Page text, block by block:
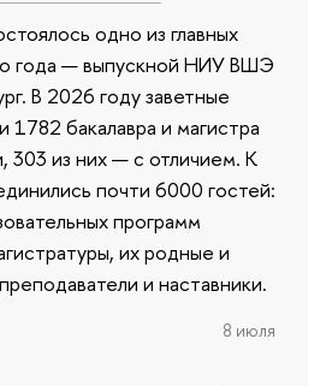
одно из главных
года — выпускной НИУ ВШЭ
В 2026 году заветные
1782 бакалавра и магистра
303 из них — с отличием. К
почти 6000 гостей:
программ
их родные и
и наставники.
8 июля